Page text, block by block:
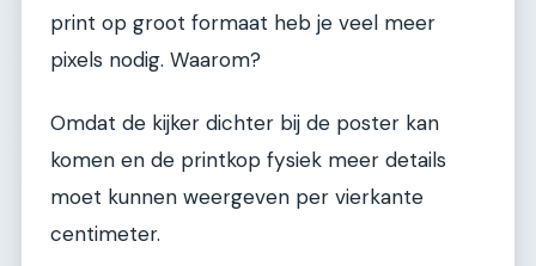
print op groot formaat heb je veel meer
pixels nodig. Waarom?
Omdat de kijker dichter bij de poster kan
komen en de printkop fysiek meer details
moet kunnen weergeven per vierkante
centimeter.